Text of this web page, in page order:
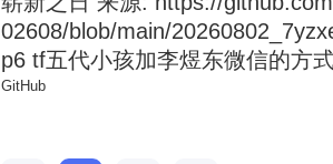
02608/blob/main/
p6 tf五代小孩加李煜东微信的方
GitHub